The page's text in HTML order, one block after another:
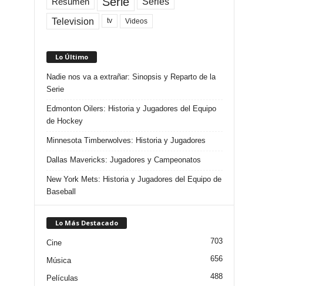
Television tv Videos
Lo Último
Nadie nos va a extrañar: Sinopsis y Reparto de la
Serie
Edmonton Oilers: Historia y Jugadores del Equipo
de Hockey
Minnesota Timberwolves: Historia y Jugadores
Dallas Mavericks: Jugadores y Campeonatos
New York Mets: Historia y Jugadores del Equipo de
Baseball
Lo Más Destacado
Cine 703
Música 656
Películas 488